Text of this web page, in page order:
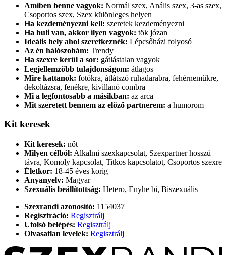
Amiben benne vagyok: Normál szex, Anális szex, 3-as szex,
Csoportos szex, Szex különleges helyen
Ha kezdeményezni kell: szeretek kezdeményezni
Ha buli van, akkor ilyen vagyok: tök józan
Ideális hely ahol szeretkeznék: Lépcsőházi folyosó
Az én hálószobám: Trendy
Ha szexre kerül a sor: gátlástalan vagyok
Legjellemzőbb tulajdonságom: átlagos
Mire kattanok: fotókra, átlátszó ruhadarabra, fehérneműkre,
dekoltázsra, fenékre, kivillanó combra
Mi a legfontosabb a másikban: az arca
Mit szeretett bennem az előző partnerem: a humorom
Kit keresek
Kit keresek: nőt
Milyen célból: Alkalmi szexkapcsolat, Szexpartner hosszú
távra, Komoly kapcsolat, Titkos kapcsolatot, Csoportos szexre
Életkor: 18-45 éves korig
Anyanyelv: Magyar
Szexuális beállítottság: Hetero, Enyhe bi, Biszexuális
Szexrandi azonosító: 1154037
Regisztráció: Regisztrálj
Utolsó belépés: Regisztrálj
Olvasatlan levelek: Regisztrálj